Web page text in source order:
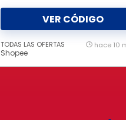
VER CÓDIGO
TODAS LAS OFERTAS
Shopee
hace 10